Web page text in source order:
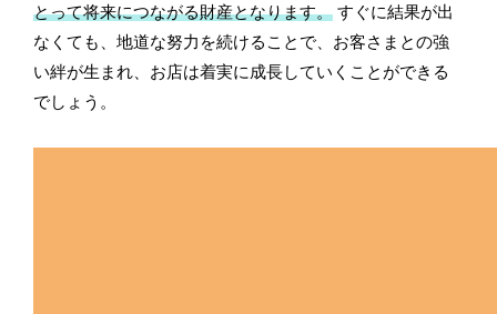
とって将来につながる財産となります。 すぐに結果が出
なくても、地道な努力を続けることで、お客さまとの強
い絆が生まれ、お店は着実に成長していくことができる
でしょう。